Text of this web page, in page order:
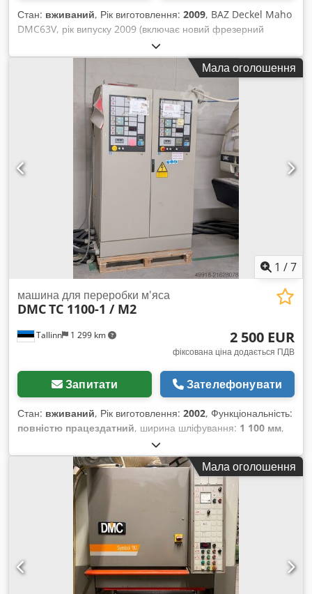
поздовжній калібрувально-шліфувальний агрегат зі
сталевим роликом та секційним електронним башмаком
"EPICS" на 46 секторів з міжцентровою відстанню 30 мм
Бар'єр зчитування 46 секторів Розміри абразивної стрічки:
1370 x 2620 мм Діаметр ролика: 220 мм Потужність
двигуна: 15/18,5 кВт Коливальні повітродувки з електронним
управлінням Chjdpfjx Dm Tvsx Ag Uoa Секційний
електронний шліфувальний башмак "EPICS" на 46 секторів з
міжцентровою відстанню 30 мм Бар'єр зчитування 46
секторів Потужність двигуна: 15 кВт Коливальні повітродувки
Сатиновий ролик Scotch Brite Діаметр: 150 мм Потужність
двигуна: 3 кВт Діаметр патрубка витяжки: 160 мм Вакуумний
стіл Електронне управління HYDRA 35 Стиснене повітря: 8
бар Габаритні розміри змонтованого обладнання: 3200 x
2900 x 2400 мм (В х Ш х Г) Габарити для транспортування:
3200 x 2300 x 2400 мм (В х Ш х Г) Вага: 4400 кг
Стан: вживаний, Рік виготовлення: 2009, BAZ Deckel Maho
DMC63V, рік випуску 2009 (включає новий фрезерний
шпиндель та Y-шпиндель). Система керування Heidenhain.
BAZ DMC 63 V, рік випуску 2001. Chedow D Sp Espfx Ag Uja
Мала оголошення
1 /7
Tallinn 1 299 km
машина для переробки м'яса
DMCTC 1100-1 / M2
2 500 EUR
фіксована ціна додається ПДВ
Запитати Зателефонувати
Стан: вживаний, Рік виготовлення: 2002, Функціональність:
повністю працездатний, ширина шліфування: 1 100 мм,
, тип вхідного струму:
Машина в робочому стані, можливо виконувати шліфування
на 2+2 рівнях. Chsdpfeyybgrsx Ag Uea Мала оголошення